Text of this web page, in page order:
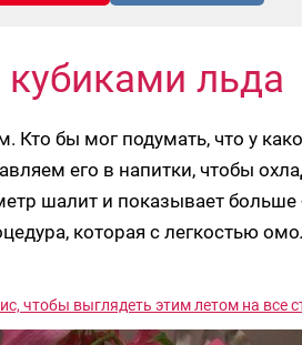
льда
Кто бы мог подумать, что у
его в напитки, чтобы
шалит и показывает
которая с легкостью
чтобы выглядеть этим летом на все